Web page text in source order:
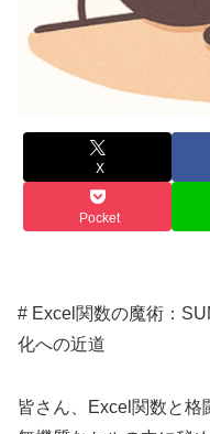
X
Pocket
# Excel関数の魔術：
化への近道
皆さん、Excel関数と格